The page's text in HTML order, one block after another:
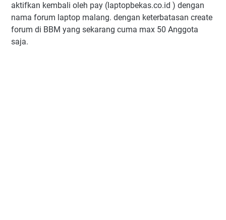
aktifkan kembali oleh pay (laptopbekas.co.id ) dengan
nama forum laptop malang. dengan keterbatasan create
forum di BBM yang sekarang cuma max 50 Anggota
saja.